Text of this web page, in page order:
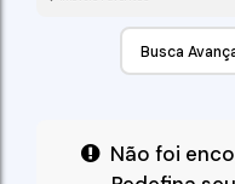
Busca
Não foi